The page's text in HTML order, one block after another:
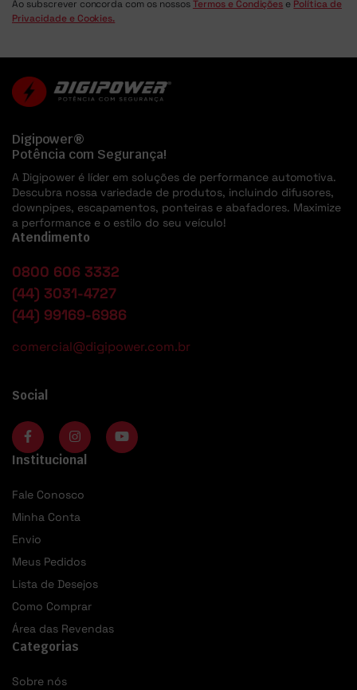
Ao subscrever concorda com os nossosTermos e Condições e Política de
Privacidade e Cookies.
Digipower®
Potência com Segurança!
A Digipower é líder em soluções de performance automotiva.
Descubra nossa variedade de produtos, incluindo difusores,
downpipes, escapamentos, ponteiras e abafadores. Maximize
a performance e o estilo do seu veículo!
Atendimento
0800 606 3332
(44) 3031-4727
(44) 99169-6986
comercial@digipower.com.br
Social
Institucional
Fale Conosco
Minha Conta
Envio
Meus Pedidos
Lista de Desejos
Como Comprar
Área das Revendas
Categorias
Sobre nós